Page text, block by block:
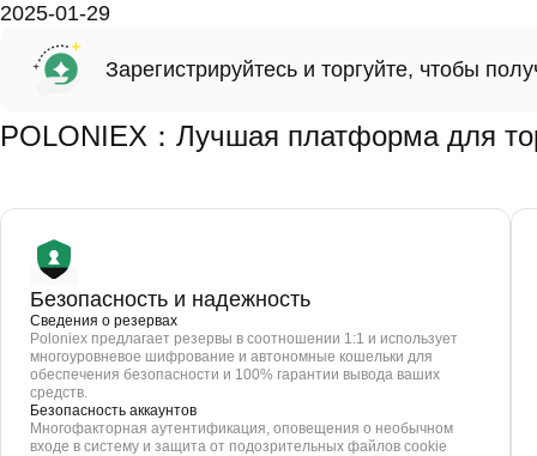
2025-01-29
Зарегистрируйтесь и торгуйте, чтобы
POLONIEX：Лучшая платформа для
Безопасность и надежность
Сведения о резервах
Poloniex предлагает резервы в соотношении 1:1 и использует
многоуровневое шифрование и автономные кошельки для
обеспечения безопасности и 100% гарантии вывода ваших
средств.
Безопасность аккаунтов
Многофакторная аутентификация, оповещения о необычном
входе в систему и защита от подозрительных файлов cookie